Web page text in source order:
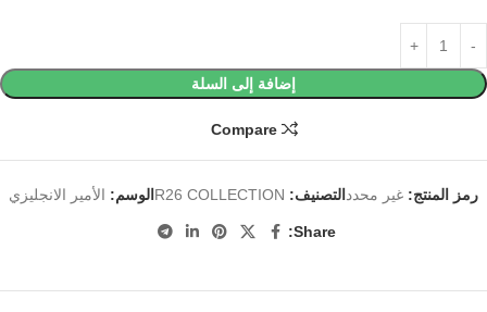
إضافة إلى السلة
Compare
رمز المنتج: غير محددالتصنيف: R26 COLLECTIONالوسم: الأمير الانجليزي
Share: